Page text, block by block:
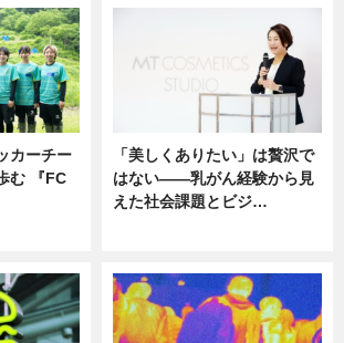
カーチー
む 『FC
「美しくありたい」は贅沢で
はない――乳がん経験から見
えた社会課題とビジ…